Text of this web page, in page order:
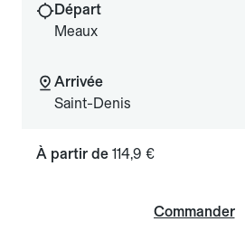
Départ
Meaux
Arrivée
Saint-Denis
À partir de 114,9 €
Commander